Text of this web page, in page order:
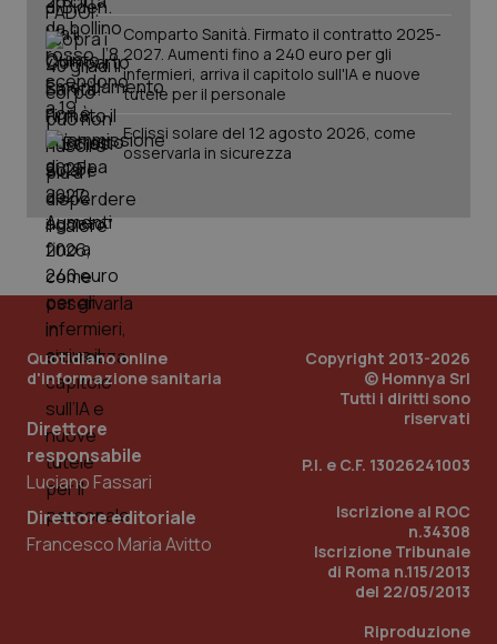
Comparto Sanità. Firmato il contratto 2025-
2027. Aumenti fino a 240 euro per gli
infermieri, arriva il capitolo sull'IA e nuove
tutele per il personale
Eclissi solare del 12 agosto 2026, come
osservarla in sicurezza
Quotidiano online
d'informazione sanitaria
Direttore
responsabile
Luciano Fassari
Direttore editoriale
Francesco Maria Avitto
Copyright 2013-2026
© Homnya Srl
Tutti i diritti sono
riservati
P.I. e C.F. 13026241003
Iscrizione al ROC
n.34308
Iscrizione Tribunale
di Roma n.115/2013
del 22/05/2013
Riproduzione
_ga_KM60CM4NPH
Scadenza
mese
cookie
viene
da Google
Analytics
per
lo stato
della
sessione.
Nome Scadenza
VISITOR_INFO1_LIVE
Google LLC
.youtube.com
5 mesi 4
settimane